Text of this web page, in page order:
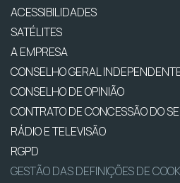
ACESSIBILIDADES
SATÉLITES
A EMPRESA
CONSELHO GERAL
CONSELHO DE OPINIÃO
CONTRATO DE CONCESSÃO DO
RÁDIO E TELEVISÃO
RGPD
GESTÃO DAS DEFINIÇÕES DE